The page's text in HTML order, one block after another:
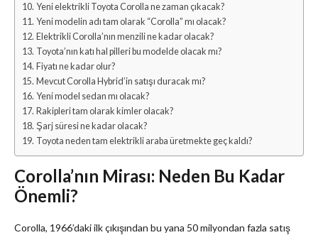
Yeni elektrikli Toyota Corolla ne zaman çıkacak?
Yeni modelin adı tam olarak “Corolla” mı olacak?
Elektrikli Corolla’nın menzili ne kadar olacak?
Toyota’nın katı hal pilleri bu modelde olacak mı?
Fiyatı ne kadar olur?
Mevcut Corolla Hybrid’in satışı duracak mı?
Yeni model sedan mı olacak?
Rakipleri tam olarak kimler olacak?
Şarj süresi ne kadar olacak?
Toyota neden tam elektrikli araba üretmekte geç kaldı?
Corolla’nın Mirası: Neden Bu Kadar
Önemli?
Corolla, 1966’daki ilk çıkışından bu yana 50 milyondan fazla satış